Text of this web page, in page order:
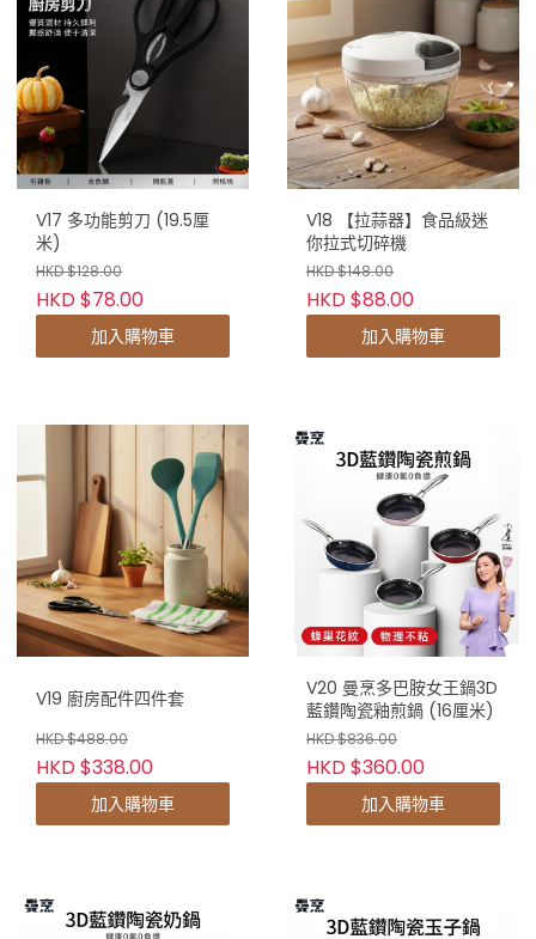
V17 多功能剪刀 (19.5厘
米)
HKD $128.00
HKD $78.00
加入購物車
V18 【拉蒜器】食品級迷
你拉式切碎機
HKD $148.00
HKD $88.00
加入購物車
V19 廚房配件四件套
HKD $488.00
HKD $338.00
加入購物車
V20 曼烹多巴胺女王鍋3D
藍鑽陶瓷釉煎鍋 (16厘米)
HKD $836.00
HKD $360.00
加入購物車